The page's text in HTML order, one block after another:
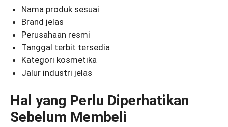
Nama produk sesuai
Brand jelas
Perusahaan resmi
Tanggal terbit tersedia
Kategori kosmetika
Jalur industri jelas
Hal yang Perlu Diperhatikan
Sebelum Membeli